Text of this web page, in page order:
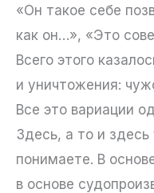
«Он такое себе
как он…», «Это
Всего этого
и уничтожения:
Все это вариации
Здесь, а то и
понимаете. В
в основе